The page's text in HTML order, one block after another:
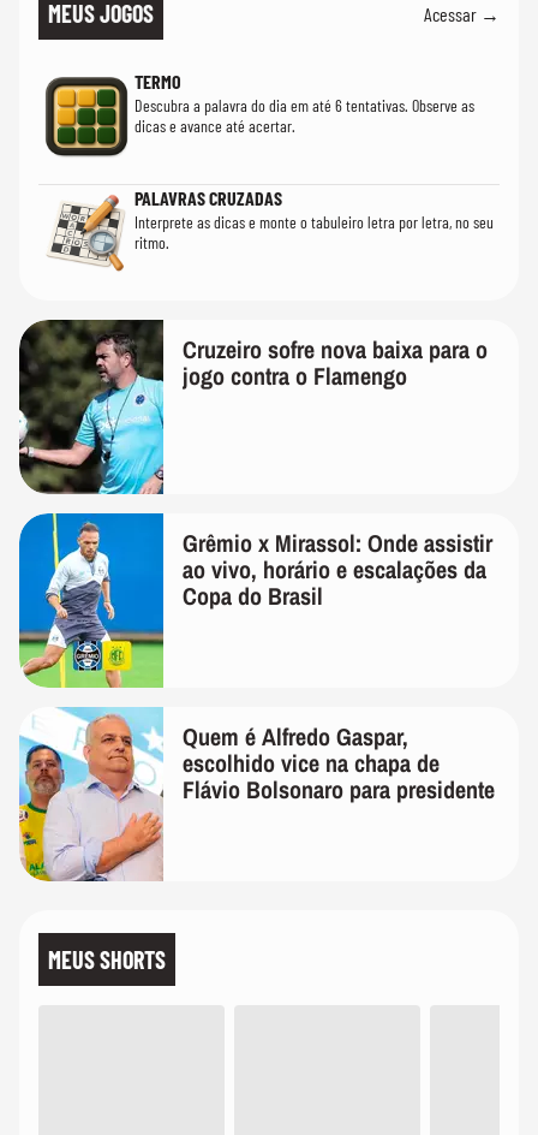
MEUS JOGOS Acessar →
TERMO
Descubra a palavra do dia em até 6 tentativas. Observe as
dicas e avance até acertar.
PALAVRAS CRUZADAS
Interprete as dicas e monte o tabuleiro letra por letra, no seu
ritmo.
Cruzeiro sofre nova baixa para o
jogo contra o Flamengo
Grêmio x Mirassol: Onde assistir
ao vivo, horário e escalações da
Copa do Brasil
Quem é Alfredo Gaspar,
escolhido vice na chapa de
Flávio Bolsonaro para presidente
MEUS SHORTS